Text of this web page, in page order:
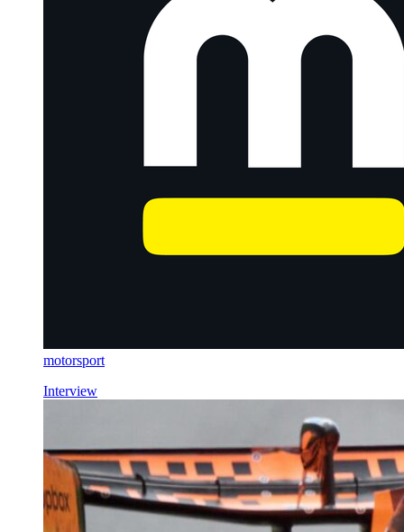
motorsport
Interview